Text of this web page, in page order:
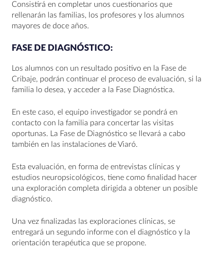
Consistirá en completar unos cuestionarios que
rellenarán las familias, los profesores y los alumnos
mayores de doce años.
FASE DE DIAGNÓSTICO:
Los alumnos con un resultado positivo en la Fase de
Cribaje, podrán continuar el proceso de evaluación, si la
familia lo desea, y acceder a la Fase Diagnóstica.
En este caso, el equipo investigador se pondrá en
contacto con la familia para concertar las visitas
oportunas. La Fase de Diagnóstico se llevará a cabo
también en las instalaciones de Viaró.
Esta evaluación, en forma de entrevistas clínicas y
estudios neuropsicológicos, tiene como finalidad hacer
una exploración completa dirigida a obtener un posible
diagnóstico.
Una vez finalizadas las exploraciones clínicas, se
entregará un segundo informe con el diagnóstico y la
orientación terapéutica que se propone.